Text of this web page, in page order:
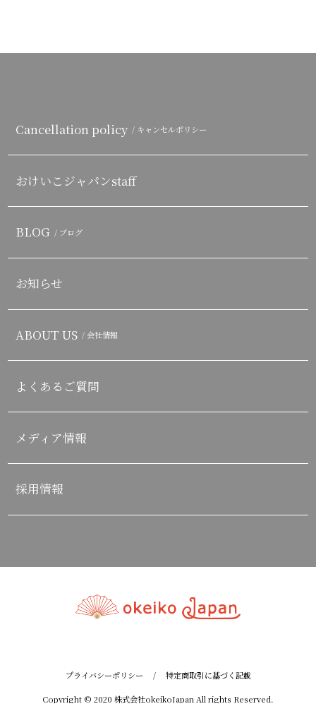
Cancellation policy / キャンセルポリシー
おけいこジャパンstaff
BLOG / ブログ
お知らせ
ABOUT US / 会社情報
よくあるご質問
メディア情報
採用情報
プライバシーポリシー / 特定商取引に基づく記載
Copyright © 2020 株式会社okeikoJapan All rights Reserved.